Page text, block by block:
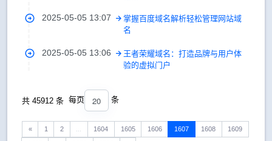
2025-05-05 13:07
掌握百度域名解析轻松管理网站域
名
2025-05-05 13:06
王者荣耀域名：打造品牌与用户体
验的虚拟门户
共 45912 条 每页 20 条
« 1 2 1604 1605 1606 1607 1608 1609